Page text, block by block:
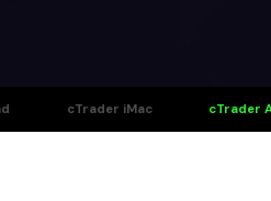
cTrader iMac cTrader